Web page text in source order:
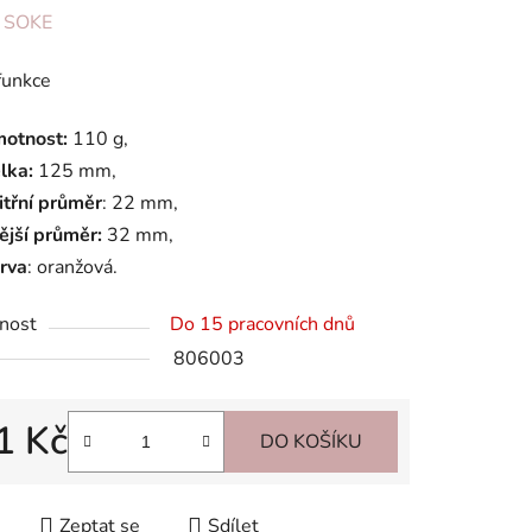
SOKE
110 g,
125 mm,
průměr: 22 mm,
průměr: 32 mm,
: oranžová.
Do 15 pracovních dnů
806003
Kč DO KOŠÍKU
Zeptat se Sdílet